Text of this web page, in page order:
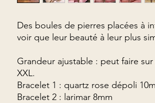
Des boules de pierres placées à
voir que leur beauté à leur plus
Grandeur ajustable : peut faire
XXL.
Bracelet 1 : quartz rose dépoli
Bracelet 2 : larimar 8mm